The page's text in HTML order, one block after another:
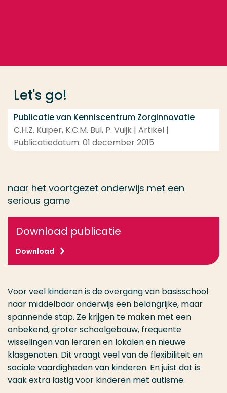
Let's go!
Publicatie van Kenniscentrum Zorginnovatie
C.H.Z. Kuiper, K.C.M. Bul, P. Vuijk | Artikel |
Publicatiedatum: 01 december 2015
naar het voortgezet onderwijs met een
serious game
Download publicatie
Download
Voor veel kinderen is de overgang van basisschool
naar middelbaar onderwijs een belangrijke, maar
spannende stap. Ze krijgen te maken met een
onbekend, groter schoolgebouw, frequente
wisselingen van leraren en lokalen en nieuwe
klasgenoten. Dit vraagt veel van de flexibiliteit en
sociale vaardigheden van kinderen. En juist dat is
vaak extra lastig voor kinderen met autisme.
Opleiding
Contact